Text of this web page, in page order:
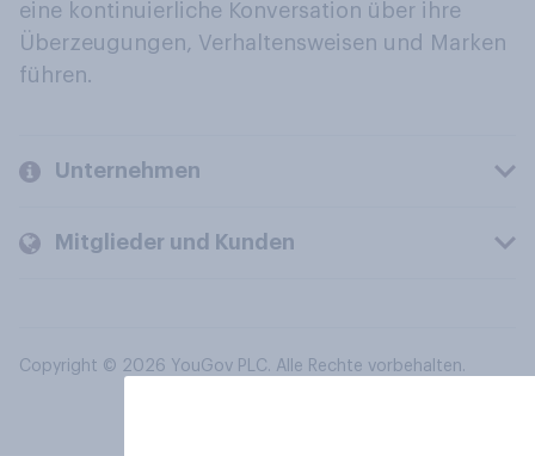
eine kontinuierliche Konversation über ihre
Überzeugungen, Verhaltensweisen und Marken
führen.
Unternehmen
Mitglieder und Kunden
Copyright © 2026 YouGov PLC. Alle Rechte vorbehalten.